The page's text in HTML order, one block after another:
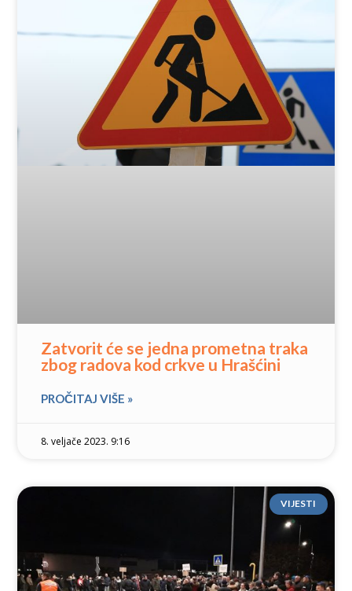
Zatvorit će se jedna prometna traka
zbog radova kod crkve u Hrašćini
PROČITAJ VIŠE »
8. veljače 2023. 9:16
VIJESTI